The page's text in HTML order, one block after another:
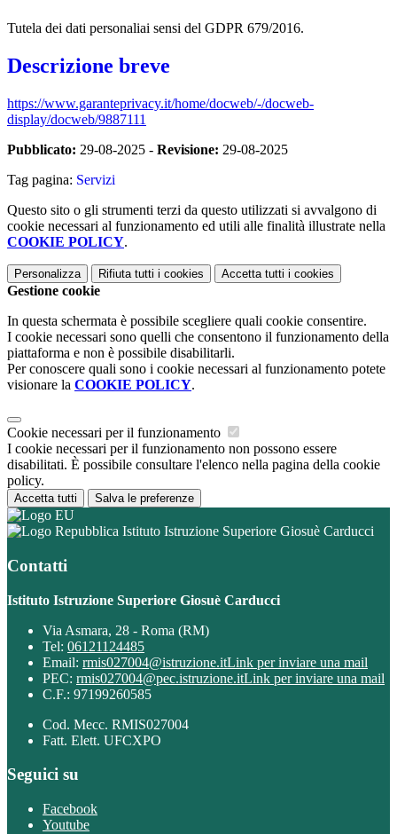
Tutela dei dati personaliai sensi del GDPR 679/2016.
Descrizione breve
https://www.garanteprivacy.it/home/docweb/-/docweb-
display/docweb/9887111
Pubblicato: 29-08-2025 - Revisione: 29-08-2025
Tag pagina: Servizi
Questo sito o gli strumenti terzi da questo utilizzati si avvalgono di
cookie necessari al funzionamento ed utili alle finalità illustrate nella
COOKIE POLICY.
Personalizza Rifiuta tutti i cookies Accetta tutti i cookies
Gestione cookie
In questa schermata è possibile scegliere quali cookie consentire.
I cookie necessari sono quelli che consentono il funzionamento della
piattaforma e non è possibile disabilitarli.
Per conoscere quali sono i cookie necessari al funzionamento potete
visionare la COOKIE POLICY.
Cookie necessari per il funzionamento
I cookie necessari per il funzionamento non possono essere
disabilitati. È possibile consultare l'elenco nella pagina della cookie
policy.
Accetta tutti Salva le preferenze
Istituto Istruzione Superiore Giosuè Carducci
Contatti
Istituto Istruzione Superiore Giosuè Carducci
Via Asmara, 28 - Roma (RM)
Tel: 06121124485
Email: rmis027004@istruzione.itLink per inviare una mail
PEC: rmis027004@pec.istruzione.itLink per inviare una mail
C.F.: 97199260585
Cod. Mecc. RMIS027004
Fatt. Elett. UFCXPO
Seguici su
Facebook
Youtube